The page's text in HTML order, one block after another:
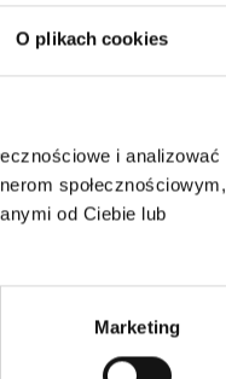
O plikach cookies
i analizować
społecznościowym,
od Ciebie lub
Marketing